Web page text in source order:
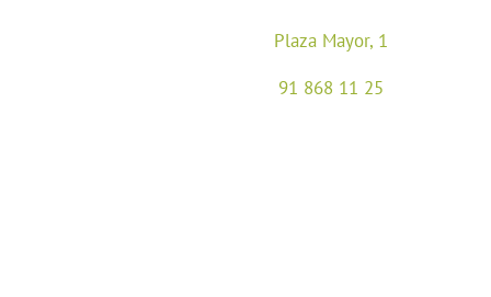
Plaza Mayor, 1
91 868 11 25